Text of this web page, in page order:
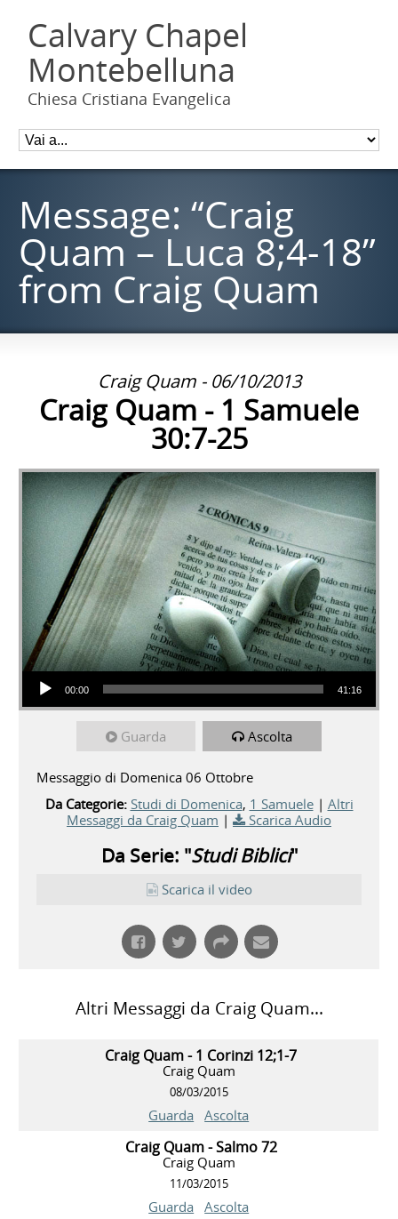
Calvary Chapel
Montebelluna
Chiesa Cristiana Evangelica
Message: “Craig
Quam – Luca 8;4-18”
from Craig Quam
Craig Quam - 06/10/2013
Craig Quam - 1 Samuele
30:7-25
Audio Player
00:00 41:16
Guarda Ascolta
Messaggio di Domenica 06 Ottobre
Da Categorie: Studi di Domenica, 1 Samuele| Altri
Messaggi da Craig Quam | Scarica Audio
Da Serie: "Studi Biblici"
Scarica il video
Altri Messaggi da Craig Quam...
Craig Quam - 1 Corinzi 12;1-7
Craig Quam
08/03/2015
Guarda Ascolta
Craig Quam - Salmo 72
Craig Quam
11/03/2015
Guarda Ascolta